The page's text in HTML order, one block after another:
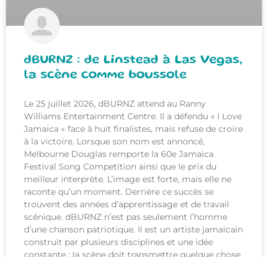
dBURNZ : de Linstead à Las Vegas,
la scène comme boussole
Le 25 juillet 2026, dBURNZ attend au Ranny
Williams Entertainment Centre. Il a défendu « I Love
Jamaica » face à huit finalistes, mais refuse de croire
à la victoire. Lorsque son nom est annoncé,
Melbourne Douglas remporte la 60e Jamaica
Festival Song Competition ainsi que le prix du
meilleur interprète. L’image est forte, mais elle ne
raconte qu’un moment. Derrière ce succès se
trouvent des années d’apprentissage et de travail
scénique. dBURNZ n’est pas seulement l’homme
d’une chanson patriotique. Il est un artiste jamaïcain
construit par plusieurs disciplines et une idée
constante : la scène doit transmettre quelque chose